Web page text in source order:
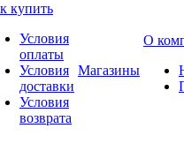
купить
Условия
оплаты
Условия
доставки
Условия
возврата
Магазины
О